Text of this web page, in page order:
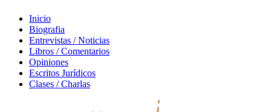
Inicio
Biografia
Entrevistas / Noticias
Libros / Comentarios
Opiniones
Escritos Jurídicos
Clases / Charlas